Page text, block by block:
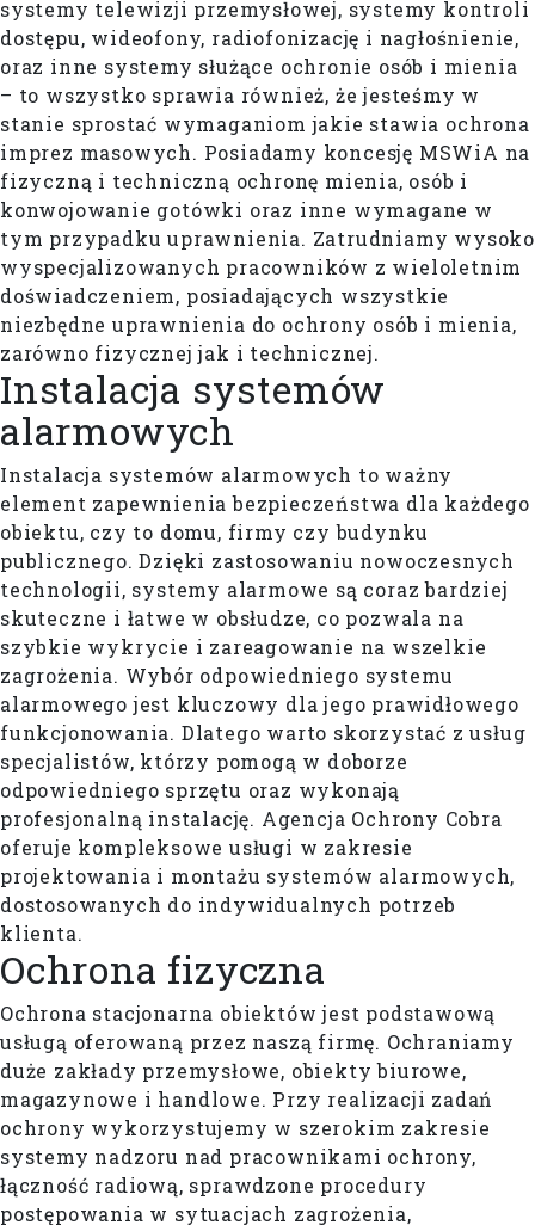
systemy telewizji przemysłowej, systemy kontroli
dostępu, wideofony, radiofonizację i nagłośnienie,
oraz inne systemy służące ochronie osób i mienia
– to wszystko sprawia również, że jesteśmy w
stanie sprostać wymaganiom jakie stawia ochrona
imprez masowych. Posiadamy koncesję MSWiA na
fizyczną i techniczną ochronę mienia, osób i
konwojowanie gotówki oraz inne wymagane w
tym przypadku uprawnienia. Zatrudniamy wysoko
wyspecjalizowanych pracowników z wieloletnim
doświadczeniem, posiadających wszystkie
niezbędne uprawnienia do ochrony osób i mienia,
zarówno fizycznej jak i technicznej.
Instalacja systemów
alarmowych
Instalacja systemów alarmowych to ważny
element zapewnienia bezpieczeństwa dla każdego
obiektu, czy to domu, firmy czy budynku
publicznego. Dzięki zastosowaniu nowoczesnych
technologii, systemy alarmowe są coraz bardziej
skuteczne i łatwe w obsłudze, co pozwala na
szybkie wykrycie i zareagowanie na wszelkie
zagrożenia. Wybór odpowiedniego systemu
alarmowego jest kluczowy dla jego prawidłowego
funkcjonowania. Dlatego warto skorzystać z usług
specjalistów, którzy pomogą w doborze
odpowiedniego sprzętu oraz wykonają
profesjonalną instalację. Agencja Ochrony Cobra
oferuje kompleksowe usługi w zakresie
projektowania i montażu systemów alarmowych,
dostosowanych do indywidualnych potrzeb
klienta.
Ochrona fizyczna
Ochrona stacjonarna obiektów jest podstawową
usługą oferowaną przez naszą firmę. Ochraniamy
duże zakłady przemysłowe, obiekty biurowe,
magazynowe i handlowe. Przy realizacji zadań
ochrony wykorzystujemy w szerokim zakresie
systemy nadzoru nad pracownikami ochrony,
łączność radiową, sprawdzone procedury
postępowania w sytuacjach zagrożenia,